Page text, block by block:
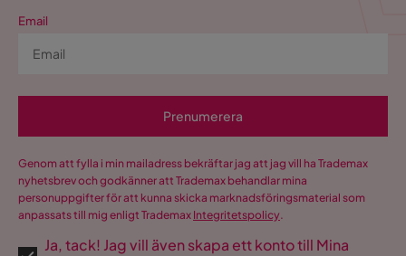
Email
Prenumerera
Genom att fylla i min mailadress bekräftar jag att jag vill ha Trademax
nyhetsbrev och godkänner att Trademax behandlar mina
personuppgifter för att kunna skicka marknadsföringsmaterial som
anpassats till mig enligt Trademax Integritetspolicy.
Ja, tack! Jag vill även skapa ett konto till Mina